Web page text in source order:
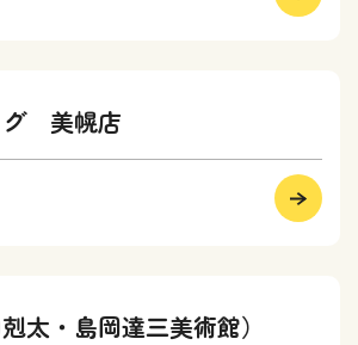
グ 美幌店
太・島岡達三美術館）